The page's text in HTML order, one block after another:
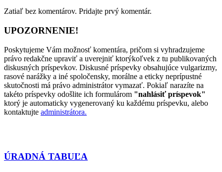
Zatiaľ bez komentárov. Pridajte prvý komentár.
UPOZORNENIE!
Poskytujeme Vám možnosť komentára, pričom si vyhradzujeme
právo redakčne upraviť a uverejniť ktorýkoľvek z tu publikovaných
diskusných príspevkov. Diskusné príspevky obsahujúce vulgarizmy,
rasové narážky a iné spoločensky, morálne a eticky neprípustné
skutočnosti má právo administrátor vymazať. Pokiaľ narazíte na
takéto príspevky odošlite ich formulárom "nahlásiť príspevok"
ktorý je automaticky vygenerovaný ku každému príspevku, alebo
kontaktujte administrátora.
ÚRADNÁ TABUĽA